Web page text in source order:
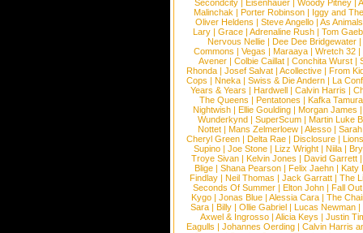
Secondcity |Eisenhauer |Woody Pitney |
Malinchak |Porter Robinson | Iggy and
Oliver Heldens |Steve Angello |As Animals
Lary | Grace | Adrenaline Rush | Tom
Nervous Nellie | Dee Dee Bridgewater |
Commons |Vegas |Maraaya |Wretch 32 |
Avener | Colbie Caillat | Conchita Wurst |
Rhonda | Josef Salvat | Acollective | From
Cops | Nneka | Swiss & Die Andern | La
Years & Years |Hardwell |Calvin Harris |
The Queens | Pentatones | Kafka Tamura
Nightwish |Ellie Goulding |Morgan James
Wunderkynd | SuperScum | Martin Luke
Nottet |Mans Zelmerloew |Alesso |
Cheryl Green |Delta Rae |Disclosure |
Supino |Joe Stone |Lizz Wright |Niila |
Troye Sivan | Kelvin Jones | David Garrett
Blige | Shana Pearson | Felix Jaehn | Katy
Findlay |Neil Thomas |Jack Garratt |The
Seconds Of Summer |Elton John |Fall
Kygo |Jonas Blue |Alessia Cara |The
Sara |Billy |Ollie Gabriel |Lucas Newman |
Axwel & Ingrosso | Alicia Keys | Justin
Eagulls |Johannes Oerding |Calvin Harris